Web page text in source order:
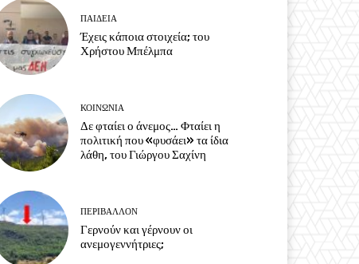
ΠΑΙΔΕΙΑ
Έχεις κάποια στοιχεία; του
Χρήστου Μπέλμπα
ΚΟΙΝΩΝΙΑ
Δε φταίει ο άνεμος… Φταίει η
πολιτική που «φυσάει» τα ίδια
λάθη, του Γιώργου Σαχίνη
ΠΕΡΙΒΆΛΛΟΝ
Γερνούν και γέρνουν οι
ανεμογεννήτριες;